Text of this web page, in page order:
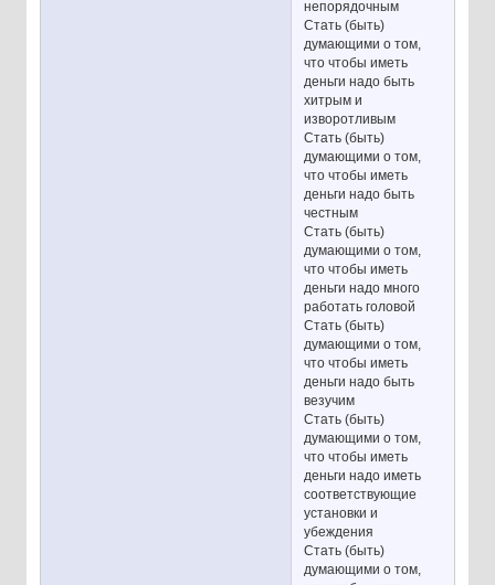
непорядочным
Стать (быть)
думающими о том,
что чтобы иметь
деньги надо быть
хитрым и
изворотливым
Стать (быть)
думающими о том,
что чтобы иметь
деньги надо быть
честным
Стать (быть)
думающими о том,
что чтобы иметь
деньги надо много
работать головой
Стать (быть)
думающими о том,
что чтобы иметь
деньги надо быть
везучим
Стать (быть)
думающими о том,
что чтобы иметь
деньги надо иметь
соответствующие
установки и
убеждения
Стать (быть)
думающими о том,